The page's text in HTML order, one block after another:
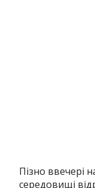
Пізно ввечері
середовищі